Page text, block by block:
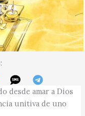
desde amar a Dios
unitiva de uno